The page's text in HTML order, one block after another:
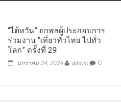
“ไต้หวัน” ยกพลผู้ประกอบการ
ร่วมงาน “เที่ยวทั่วไทย ไปทั่ว
โลก” ครั้งที่ 29
มกราคม 24, 2024 admin 0